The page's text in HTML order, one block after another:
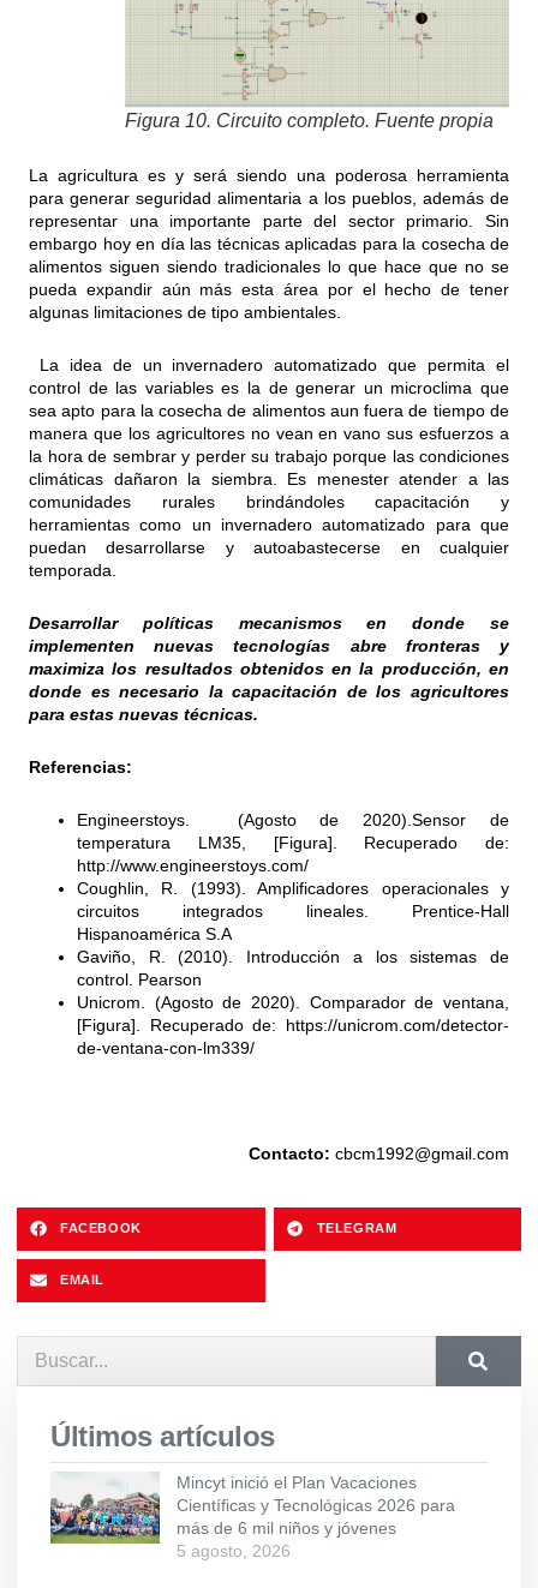
Figura 10. Circuito completo. Fuente propia
La agricultura es y será siendo una poderosa herramienta
para generar seguridad alimentaria a los pueblos, además de
representar una importante parte del sector primario. Sin
embargo hoy en día las técnicas aplicadas para la cosecha de
alimentos siguen siendo tradicionales lo que hace que no se
pueda expandir aún más esta área por el hecho de tener
algunas limitaciones de tipo ambientales.
La idea de un invernadero automatizado que permita el
control de las variables es la de generar un microclima que
sea apto para la cosecha de alimentos aun fuera de tiempo de
manera que los agricultores no vean en vano sus esfuerzos a
la hora de sembrar y perder su trabajo porque las condiciones
climáticas dañaron la siembra. Es menester atender a las
comunidades rurales brindándoles capacitación y
herramientas como un invernadero automatizado para que
puedan desarrollarse y autoabastecerse en cualquier
temporada.
Desarrollar políticas mecanismos en donde se
implementen nuevas tecnologías abre fronteras y
maximiza los resultados obtenidos en la producción, en
donde es necesario la capacitación de los agricultores
para estas nuevas técnicas.
Referencias:
Engineerstoys. (Agosto de 2020).Sensor de
temperatura LM35, [Figura]. Recuperado de:
http://www.engineerstoys.com/
Coughlin, R. (1993). Amplificadores operacionales y
circuitos integrados lineales. Prentice-Hall
Hispanoamérica S.A
Gaviño, R. (2010). Introducción a los sistemas de
control. Pearson
Unicrom. (Agosto de 2020). Comparador de ventana,
[Figura]. Recuperado de: https://unicrom.com/detector-
de-ventana-con-lm339/
Contacto: cbcm1992@gmail.com
FACEBOOK TELEGRAM
EMAIL
Últimos artículos
Mincyt inició el Plan Vacaciones
Científicas y Tecnológicas 2026 para
más de 6 mil niños y jóvenes
5 agosto, 2026